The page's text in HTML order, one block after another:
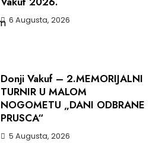
6 Augusta, 2026
Donji Vakuf – 2.MEMORIJALNI
TURNIR U MALOM
NOGOMETU „DANI ODBRANE
PRUSCA“
5 Augusta, 2026